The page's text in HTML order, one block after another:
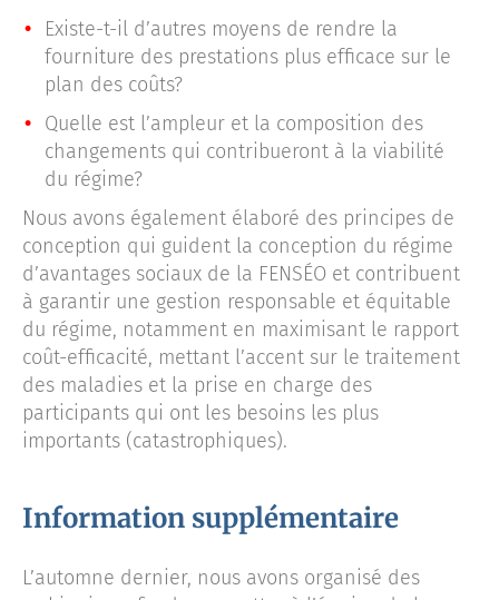
Existe-t-il d’autres moyens de rendre la
fourniture des prestations plus efficace sur le
plan des coûts?
Quelle est l’ampleur et la composition des
changements qui contribueront à la viabilité
du régime?
Nous avons également élaboré des principes de
conception qui guident la conception du régime
d’avantages sociaux de la FENSÉO et contribuent
à garantir une gestion responsable et équitable
du régime, notamment en maximisant le rapport
coût-efficacité, mettant l’accent sur le traitement
des maladies et la prise en charge des
participants qui ont les besoins les plus
importants (catastrophiques).
Information supplémentaire
L’automne dernier, nous avons organisé des